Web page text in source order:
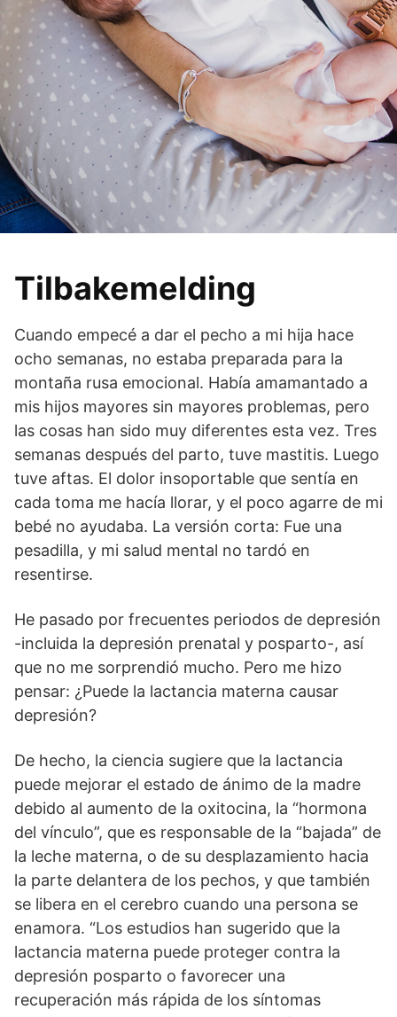
Tilbakemelding
Cuando empecé a dar el pecho a mi hija hace
ocho semanas, no estaba preparada para la
montaña rusa emocional. Había amamantado a
mis hijos mayores sin mayores problemas, pero
las cosas han sido muy diferentes esta vez. Tres
semanas después del parto, tuve mastitis. Luego
tuve aftas. El dolor insoportable que sentía en
cada toma me hacía llorar, y el poco agarre de mi
bebé no ayudaba. La versión corta: Fue una
pesadilla, y mi salud mental no tardó en
resentirse.
He pasado por frecuentes periodos de depresión
-incluida la depresión prenatal y posparto-, así
que no me sorprendió mucho. Pero me hizo
pensar: ¿Puede la lactancia materna causar
depresión?
De hecho, la ciencia sugiere que la lactancia
puede mejorar el estado de ánimo de la madre
debido al aumento de la oxitocina, la “hormona
del vínculo”, que es responsable de la “bajada” de
la leche materna, o de su desplazamiento hacia
la parte delantera de los pechos, y que también
se libera en el cerebro cuando una persona se
enamora. “Los estudios han sugerido que la
lactancia materna puede proteger contra la
depresión posparto o favorecer una
recuperación más rápida de los síntomas